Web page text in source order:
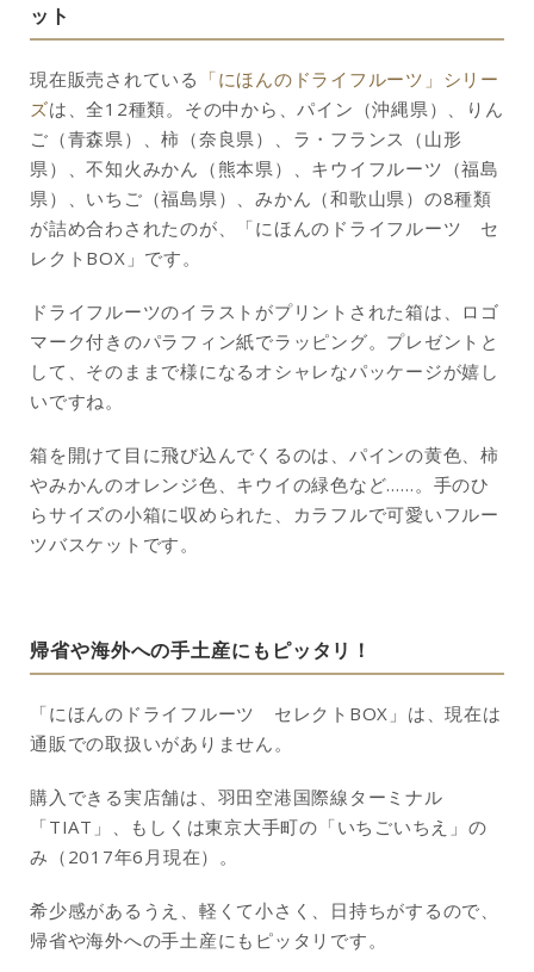
ット
現在販売されている 「にほんのドライフルーツ」シリー
ズは、全12種類。その中から、パイン（沖縄県）、りん
ご（青森県）、柿（奈良県）、ラ・フランス（山形
県）、不知火みかん（熊本県）、キウイフルーツ（福島
県）、いちご（福島県）、みかん（和歌山県）の8種類
が詰め合わされたのが、「にほんのドライフルーツ セ
レクトBOX」です。
ドライフルーツのイラストがプリントされた箱は、ロゴ
マーク付きのパラフィン紙でラッピング。プレゼントと
して、そのままで様になるオシャレなパッケージが嬉し
いですね。
箱を開けて目に飛び込んでくるのは、パインの黄色、柿
やみかんのオレンジ色、キウイの緑色など……。手のひ
らサイズの小箱に収められた、カラフルで可愛いフルー
ツバスケットです。
帰省や海外への手土産にもピッタリ！
「にほんのドライフルーツ セレクトBOX」は、現在は
通販での取扱いがありません。
購入できる実店舗は、羽田空港国際線ターミナル
「TIAT」、もしくは東京大手町の「いちごいちえ」の
み（2017年6月現在）。
希少感があるうえ、軽くて小さく、日持ちがするので、
帰省や海外への手土産にもピッタリです。